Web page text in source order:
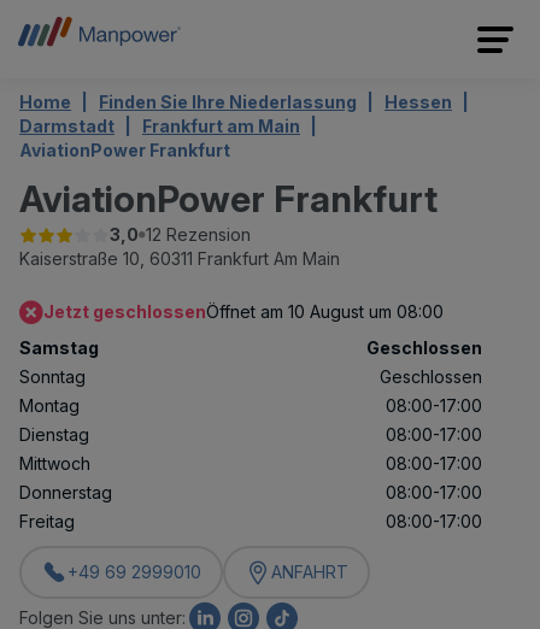
Home Finden Sie Ihre Niederlassung
Hessen
Darmstadt
Frankfurt am Main
AviationPower Frankfurt
AviationPower Frankfurt
3,0 12 Rezension
Kaiserstraße 10, 60311 Frankfurt Am Main
Jetzt geschlossenÖffnet am 10 August um 08:00
Samstag
Geschlossen
Sonntag
Geschlossen
Montag
08:00-17:00
Dienstag
08:00-17:00
Mittwoch
08:00-17:00
Donnerstag
08:00-17:00
Freitag
08:00-17:00
+49 69 2999010 ANFAHRT
Folgen Sie uns unter: